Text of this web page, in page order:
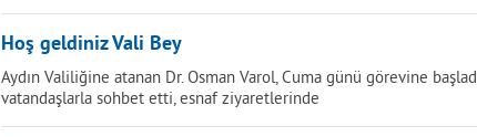
Hoş geldiniz Vali Bey
Aydın Valiliğine atanan Dr. Osman Varol, Cuma günü görevine
vatandaşlarla sohbet etti, esnaf ziyaretlerinde